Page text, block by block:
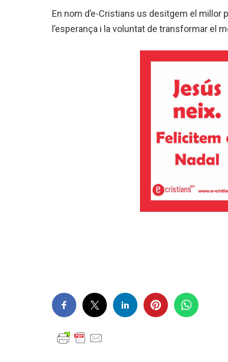
En nom d’e-Cristians us desitgem el
l’esperança i la voluntat de transformar el